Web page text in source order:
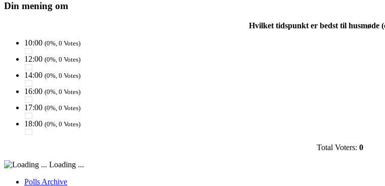
Din mening om
Hvilket tidspunkt er bedst til husmøde
10:00 (0%, 0 Votes)
12:00 (0%, 0 Votes)
14:00 (0%, 0 Votes)
16:00 (0%, 0 Votes)
17:00 (0%, 0 Votes)
18:00 (0%, 0 Votes)
Total Voters: 0
Loading ...
Polls Archive